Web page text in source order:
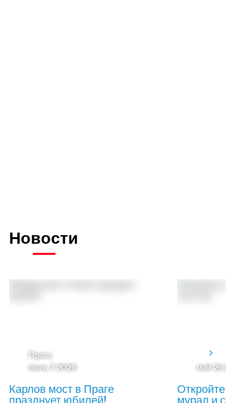
Новости
Прага
июль 7 2026
Карлов мост в Праге
празднует юбилей!
май 26
мурал и